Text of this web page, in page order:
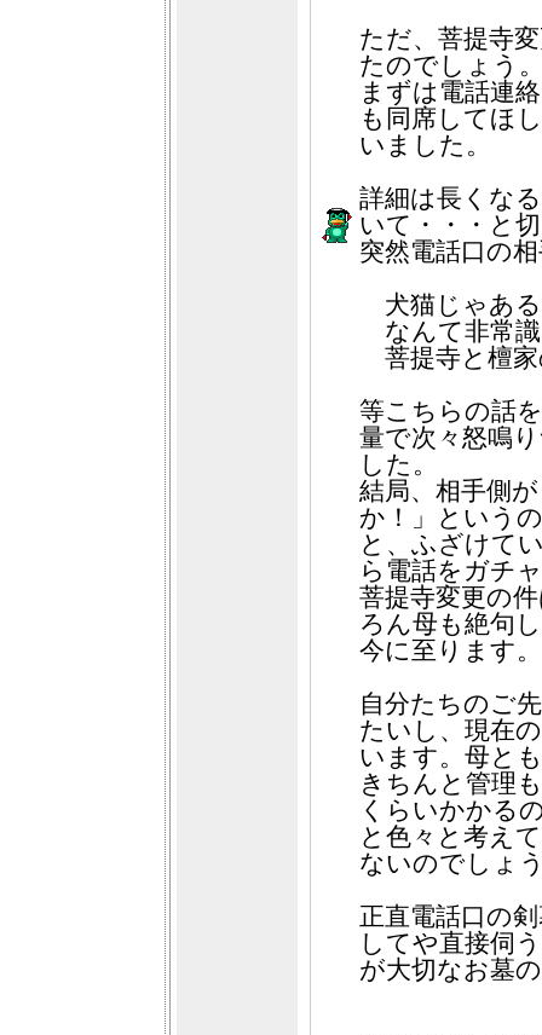
ただ、菩提寺
たのでしょう
まずは電話連
も同席してほ
いました。
詳細は長くな
いて・・・と
突然電話口の
犬猫じゃあ
なんて非常
菩提寺と檀家
等こちらの話
量で次々怒鳴
した。
結局、相手側
か！」という
と、ふざけて
ら電話をガチ
菩提寺変更の
ろん母も絶句
今に至ります。
自分たちのご
たいし、現在
います。母と
きちんと管理
くらいかかる
と色々と考え
ないのでしょ
正直電話口の
してや直接伺
が大切なお墓